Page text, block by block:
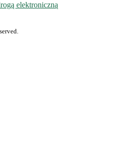
elektroniczną